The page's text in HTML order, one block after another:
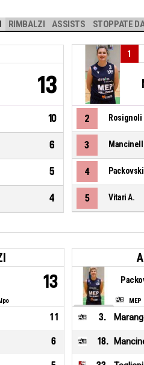
RIMBALZI ASSISTS STOPPATE
13
10
6
5
4
1
2 Rosignoli
3
4
5 Vitari A.
13
11
6
3.
18.